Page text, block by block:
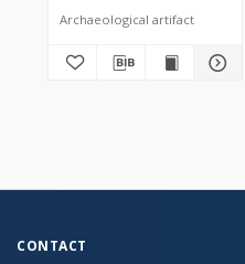
Archaeological artifact
CONTACT